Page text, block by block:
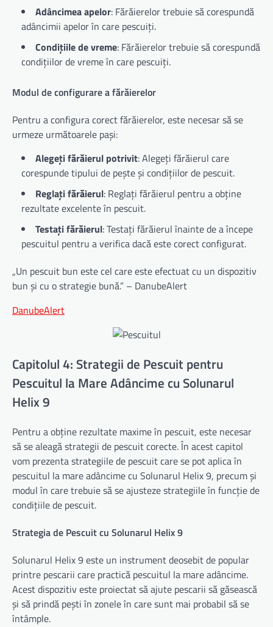
Adâncimea apelor: Fărăierelor trebuie să corespundă
adâncimii apelor în care pescuiți.
Condițiile de vreme: Fărăierelor trebuie să corespundă
condițiilor de vreme în care pescuiți.
Modul de configurare a fărăierelor
Pentru a configura corect fărăierelor, este necesar să se
urmeze următoarele pași:
Alegeți fărăierul potrivit: Alegeți fărăierul care
corespunde tipului de pește și condițiilor de pescuit.
Reglați fărăierul: Reglați fărăierul pentru a obține
rezultate excelente în pescuit.
Testați fărăierul: Testați fărăierul înainte de a începe
pescuitul pentru a verifica dacă este corect configurat.
„Un pescuit bun este cel care este efectuat cu un dispozitiv
bun și cu o strategie bună.” – DanubeAlert
DanubeAlert
Capitolul 4: Strategii de Pescuit pentru
Pescuitul la Mare Adâncime cu Solunarul
Helix 9
Pentru a obține rezultate maxime în pescuit, este necesar
să se aleagă strategii de pescuit corecte. În acest capitol
vom prezenta strategiile de pescuit care se pot aplica în
pescuitul la mare adâncime cu Solunarul Helix 9, precum și
modul în care trebuie să se ajusteze strategiile în funcție de
condițiile de pescuit.
Strategia de Pescuit cu Solunarul Helix 9
Solunarul Helix 9 este un instrument deosebit de popular
printre pescarii care practică pescuitul la mare adâncime.
Acest dispozitiv este proiectat să ajute pescarii să găsească
și să prindă pești în zonele în care sunt mai probabil să se
întâmple.